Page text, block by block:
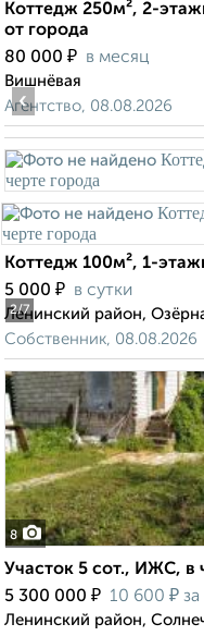
Коттедж 250м², 2-
от города
80 000 ₽ в месяц
Вишнёвая
Агентство, 08.08.2026
2/7
‹
Коттедж 100м², 1-
5 000 ₽ в сутки
Ленинский район,
Собственник, 08.08.2026
8
Участок 5 сот., ИЖС, в
5 300 000 ₽ 10 600 ₽
Ленинский район,